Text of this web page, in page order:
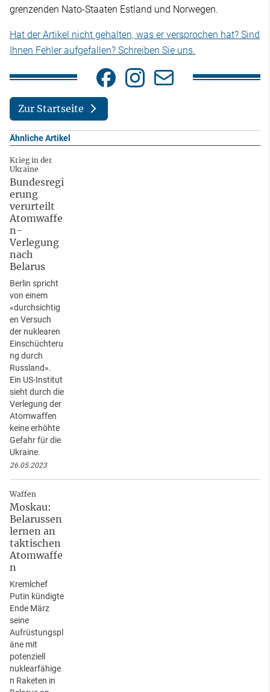
grenzenden Nato-Staaten Estland und Norwegen.
Hat der Artikel nicht gehalten, was er versprochen hat? Sind
Ihnen Fehler aufgefallen? Schreiben Sie uns.
Zur Startseite
Ähnliche Artikel
Krieg in der
Ukraine
Bundesregi
erung
verurteilt
Atomwaffe
n-
Verlegung
nach
Belarus
Berlin spricht
von einem
«durchsichtig
en Versuch
der nuklearen
Einschüchteru
ng durch
Russland».
Ein US-Institut
sieht durch die
Verlegung der
Atomwaffen
keine erhöhte
Gefahr für die
Ukraine.
26.05.2023
Waffen
Moskau:
Belarussen
lernen an
taktischen
Atomwaffe
n
Kremlchef
Putin kündigte
Ende März
seine
Aufrüstungspl
äne mit
potenziell
nuklearfähige
n Raketen in